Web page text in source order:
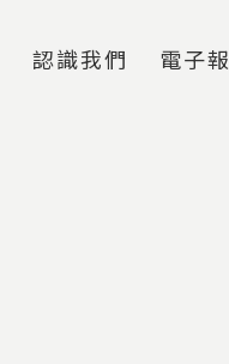
認識我們 電子報